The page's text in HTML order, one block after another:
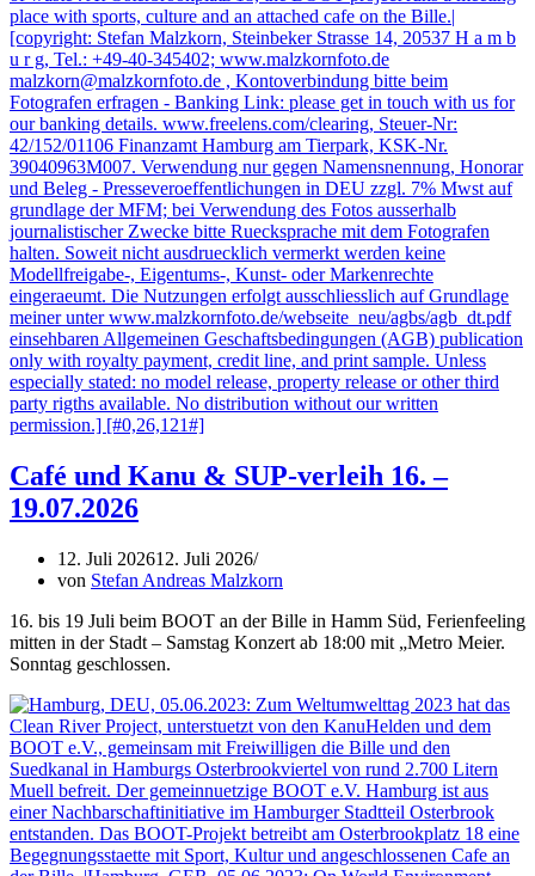
Café und Kanu & SUP-verleih 16. –
19.07.2026
12. Juli 202612. Juli 2026
von Stefan Andreas Malzkorn
16. bis 19 Juli beim BOOT an der Bille in Hamm Süd, Ferienfeeling
mitten in der Stadt – Samstag Konzert ab 18:00 mit „Metro Meier.
Sonntag geschlossen.